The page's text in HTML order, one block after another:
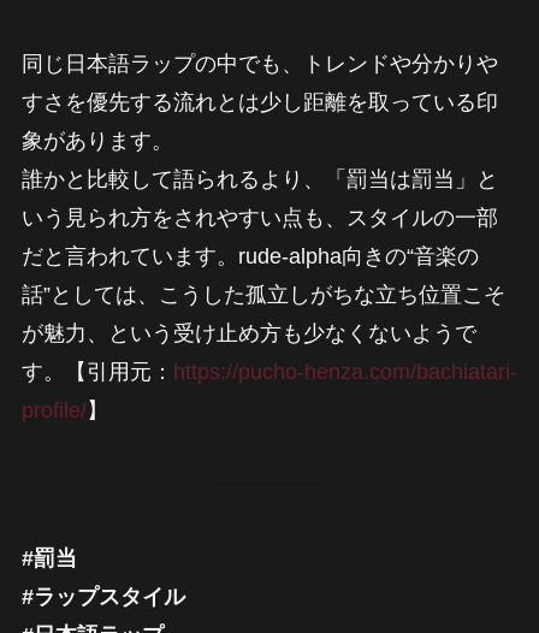
同じ日本語ラップの中でも、トレンドや分かりや
すさを優先する流れとは少し距離を取っている印
象があります。
誰かと比較して語られるより、「罰当は罰当」と
いう見られ方をされやすい点も、スタイルの一部
だと言われています。rude-alpha向きの“音楽の
話”としては、こうした孤立しがちな立ち位置こそ
が魅力、という受け止め方も少なくないようで
す。【引用元： https://pucho-henza.com/bachiatari-
profile/】
#罰当
#ラップスタイル